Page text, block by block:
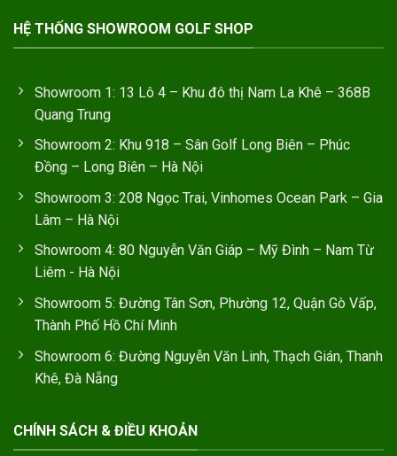
HỆ THỐNG SHOWROOM GOLF SHOP
Showroom 1: 13 Lô 4 – Khu đô thị Nam La Khê – 368B
Quang Trung
Showroom 2: Khu 918 – Sân Golf Long Biên – Phúc
Đồng – Long Biên – Hà Nội
Showroom 3: 208 Ngọc Trai, Vinhomes Ocean Park – Gia
Lâm – Hà Nội
Showroom 4: 80 Nguyễn Văn Giáp – Mỹ Đình – Nam Từ
Liêm - Hà Nội
Showroom 5: Đường Tân Sơn, Phường 12, Quận Gò Vấp,
Thành Phố Hồ Chí Minh
Showroom 6: Đường Nguyễn Văn Linh, Thạch Gián, Thanh
Khê, Đà Nẵng
CHÍNH SÁCH & ĐIỀU KHOẢN